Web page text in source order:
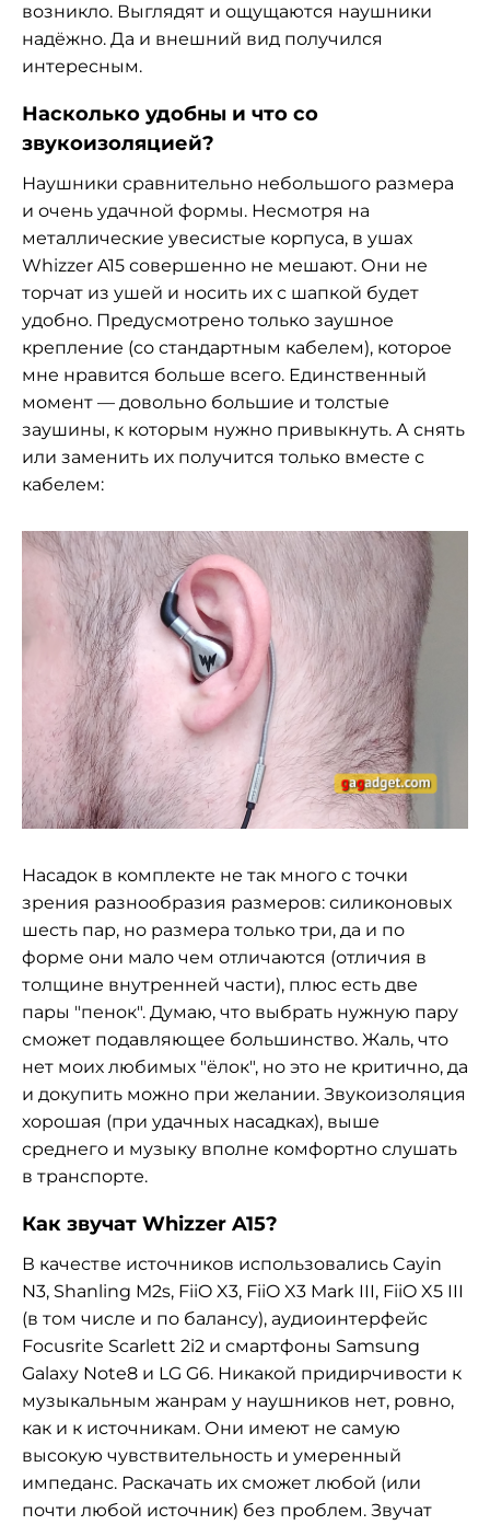
возникло. Выглядят и ощущаются наушники
надёжно. Да и внешний вид получился
интересным.
Насколько удобны и что со
звукоизоляцией?
Наушники сравнительно небольшого размера
и очень удачной формы. Несмотря на
металлические увесистые корпуса, в ушах
Whizzer A15 совершенно не мешают. Они не
торчат из ушей и носить их с шапкой будет
удобно. Предусмотрено только заушное
крепление (со стандартным кабелем), которое
мне нравится больше всего. Единственный
момент — довольно большие и толстые
заушины, к которым нужно привыкнуть. А снять
или заменить их получится только вместе с
кабелем:
Насадок в комплекте не так много с точки
зрения разнообразия размеров: силиконовых
шесть пар, но размера только три, да и по
форме они мало чем отличаются (отличия в
толщине внутренней части), плюс есть две
пары "пенок". Думаю, что выбрать нужную пару
сможет подавляющее большинство. Жаль, что
нет моих любимых "ёлок", но это не критично, да
и докупить можно при желании. Звукоизоляция
хорошая (при удачных насадках), выше
среднего и музыку вполне комфортно слушать
в транспорте.
Как звучат Whizzer A15?
В качестве источников использовались Cayin
N3, Shanling M2s, FiiO X3, FiiO X3 Mark III, FiiO X5 III
(в том числе и по балансу), аудиоинтерфейс
Focusrite Scarlett 2i2 и смартфоны Samsung
Galaxy Note8 и LG G6. Никакой придирчивости к
музыкальным жанрам у наушников нет, ровно,
как и к источникам. Они имеют не самую
высокую чувствительность и умеренный
импеданс. Раскачать их сможет любой (или
почти любой источник) без проблем. Звучат